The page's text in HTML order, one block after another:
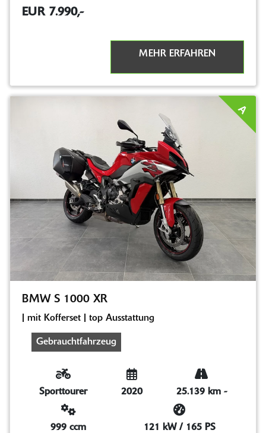
EUR 7.990,-
MEHR ERFAHREN
BMW S 1000 XR
| mit Kofferset | top Ausstattung
Gebrauchtfahrzeug
Sporttourer 2020 25.139 km -
999 ccm 121 kW / 165 PS
A